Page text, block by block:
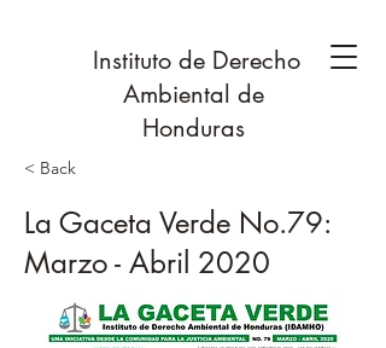
Instituto de Derecho
Ambiental de
Honduras
< Back
La Gaceta Verde No.79:
Marzo - Abril 2020